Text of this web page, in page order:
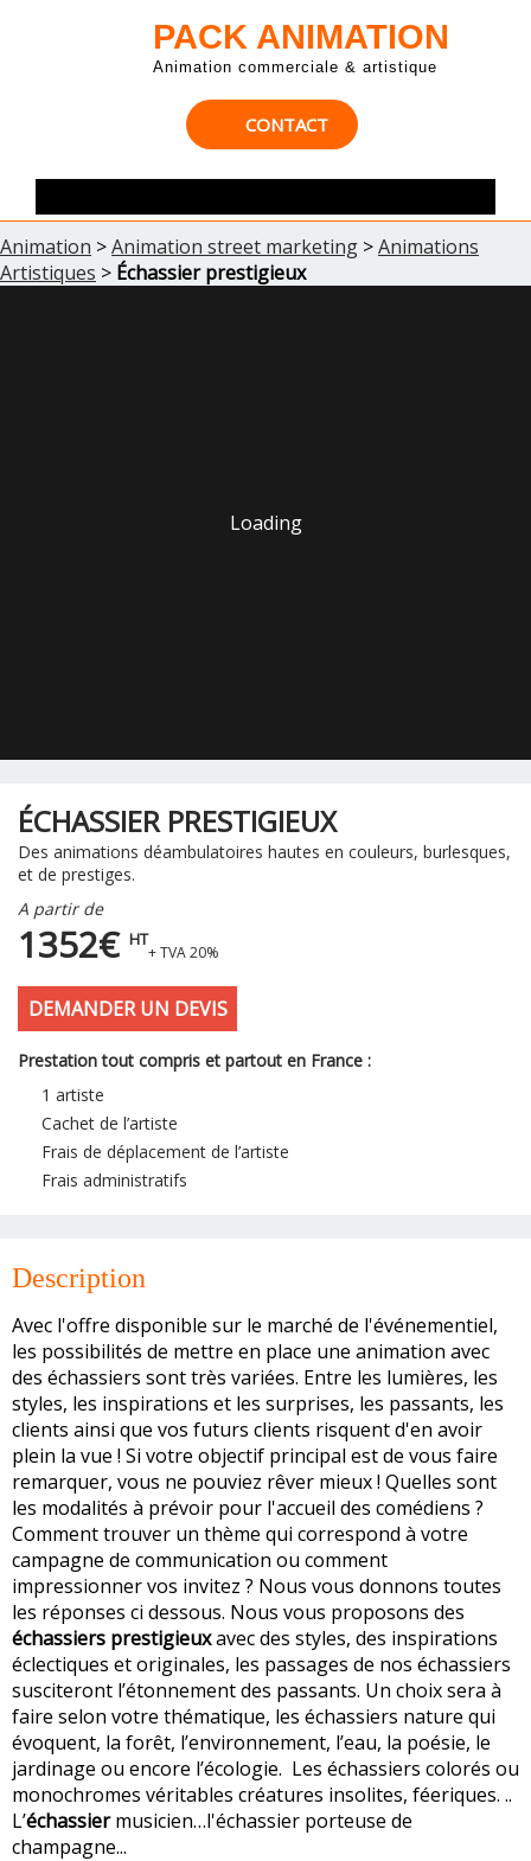
PACK ANIMATION
Animation commerciale & artistique
CONTACT
Animation >Animation street marketing >Animations
Artistiques > Échassier prestigieux
Loading
ÉCHASSIER PRESTIGIEUX
Des animations déambulatoires hautes en couleurs, burlesques,
et de prestiges.
A partir de
1352€ HT
+ TVA 20%
DEMANDER UN DEVIS
Prestation tout compris et partout en France :
1 artiste
Cachet de l’artiste
Frais de déplacement de l’artiste
Frais administratifs
Description
Avec l'offre disponible sur le marché de l'événementiel,
les possibilités de mettre en place une animation avec
des échassiers sont très variées. Entre les lumières, les
styles, les inspirations et les surprises, les passants, les
clients ainsi que vos futurs clients risquent d'en avoir
plein la vue ! Si votre objectif principal est de vous faire
remarquer, vous ne pouviez rêver mieux ! Quelles sont
les modalités à prévoir pour l'accueil des comédiens ?
Comment trouver un thème qui correspond à votre
campagne de communication ou comment
impressionner vos invitez ? Nous vous donnons toutes
les réponses ci dessous. Nous vous proposons des
échassiers prestigieuxavec des styles, des inspirations
éclectiques et originales, les passages de nos échassiers
susciteront l’étonnement des passants. Un choix sera à
faire selon votre thématique, les échassiers nature qui
évoquent, la forêt, l’environnement, l’eau, la poésie, le
jardinage ou encore l’écologie. Les échassiers colorés ou
monochromes véritables créatures insolites, féeriques. ..
L’échassiermusicien…l'échassier porteuse de
champagne...